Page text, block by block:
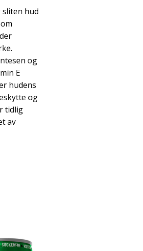
sliten hud
og
E
hudens
og
tidlig
av